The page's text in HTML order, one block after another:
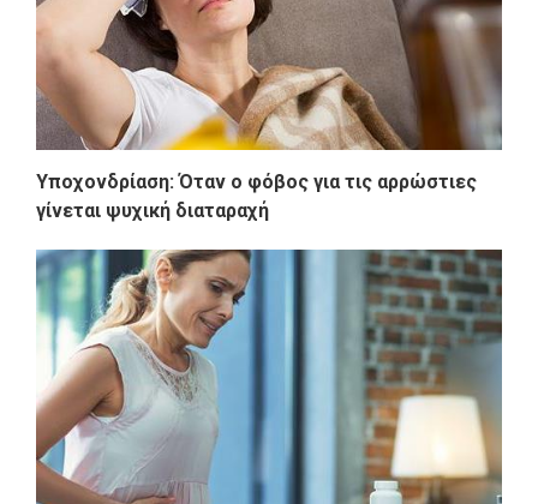
Υποχονδρίαση: Όταν ο φόβος για τις αρρώστιες
γίνεται ψυχική διαταραχή